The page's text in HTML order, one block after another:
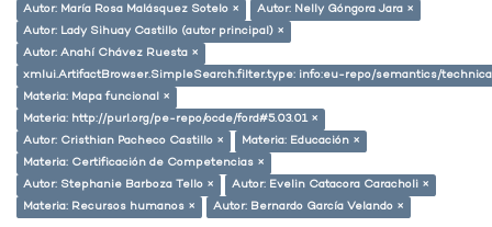
Autor: María Rosa Malásquez Sotelo ×
Autor: Nelly Góngora Jara ×
Autor: Lady Sihuay Castillo (autor principal) ×
Autor: Anahí Chávez Ruesta ×
xmlui.ArtifactBrowser.SimpleSearch.filter.type: info:eu-repo/semantics/
Materia: Mapa funcional ×
Materia: http://purl.org/pe-repo/ocde/ford#5.03.01 ×
Autor: Cristhian Pacheco Castillo ×
Materia: Educación ×
Materia: Certificación de Competencias ×
Autor: Stephanie Barboza Tello ×
Autor: Evelin Catacora Caracholi ×
Materia: Recursos humanos ×
Autor: Bernardo García Velando ×